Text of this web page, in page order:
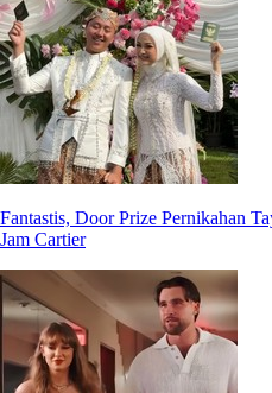
Fantastis, Door Prize Pernikahan
Jam Cartier